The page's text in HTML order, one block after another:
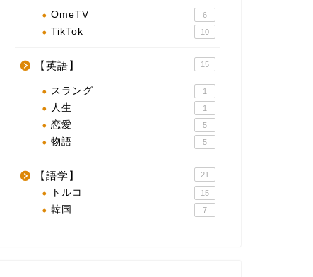
OmeTV 6
TikTok 10
【英語】 15
スラング 1
人生 1
恋愛 5
物語 5
【語学】 21
トルコ 15
韓国 7